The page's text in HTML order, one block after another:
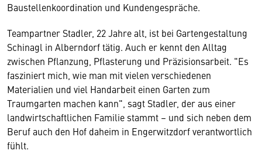
Baustellenkoordination und Kundengespräche.
Teampartner Stadler, 22 Jahre alt, ist bei Gartengestaltung
Schinagl in Alberndorf tätig. Auch er kennt den Alltag
zwischen Pflanzung, Pflasterung und Präzisionsarbeit. "Es
fasziniert mich, wie man mit vielen verschiedenen
Materialien und viel Handarbeit einen Garten zum
Traumgarten machen kann", sagt Stadler, der aus einer
landwirtschaftlichen Familie stammt – und sich neben dem
Beruf auch den Hof daheim in Engerwitzdorf verantwortlich
fühlt.